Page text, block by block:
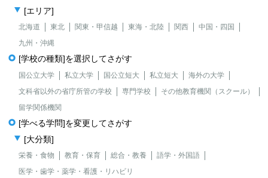
[エリア]
北海道 東北 関東・甲信越 東海・北陸 関西
中国・四国
九州・沖縄
[学校の種類]を選択してさがす
国公立大学 私立大学 国公立短大 私立短大
海外の大学
文科省以外の省庁所管の学校
専門学校
その他教育機関（スクール）
留学関係機関
[学べる学問]を変更してさがす
[大分類]
栄養・食物 教育・保育 総合・教養
語学・外国語
医学・歯学・薬学・看護・リハビリ